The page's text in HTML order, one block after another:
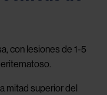
con lesiones de 1-5
mitad superior del